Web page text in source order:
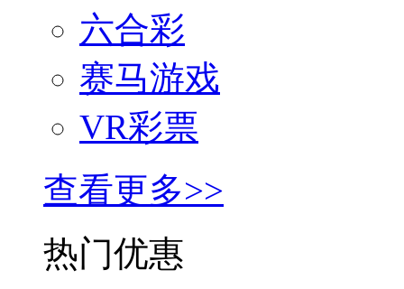
六合彩
赛马游戏
VR彩票
查看更多>>
热门优惠